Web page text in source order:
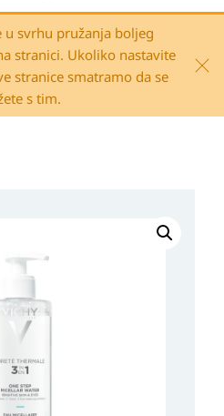
u svrhu pružanja boljeg
stranici. Ukoliko nastavite
stranice smatramo da se
s tim.